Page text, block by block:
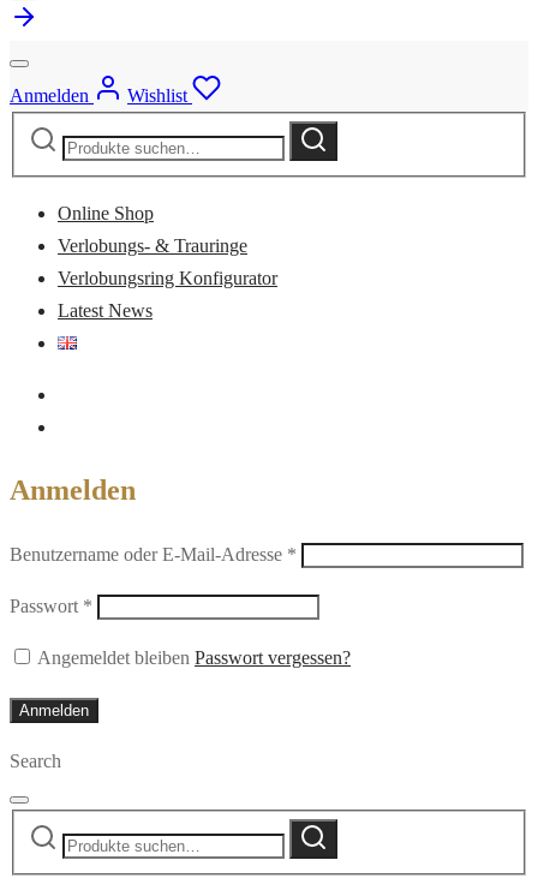
Anmelden
Wishlist
Suche
Suche
Online Shop
Verlobungs- & Trauringe
Verlobungsring Konfigurator
Latest News
Anmelden
Benutzername oder E-Mail-Adresse *
Passwort *
Angemeldet bleiben Passwort vergessen?
Anmelden
Search
Suche
Suche